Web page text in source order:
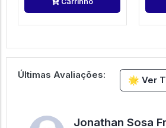
🌟 Ver
Últimas Avaliações:
Jonathan Sosa